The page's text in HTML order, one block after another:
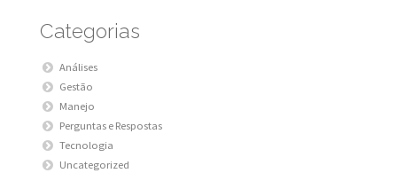
Categorias
Análises
Gestão
Manejo
Perguntas e Respostas
Tecnologia
Uncategorized